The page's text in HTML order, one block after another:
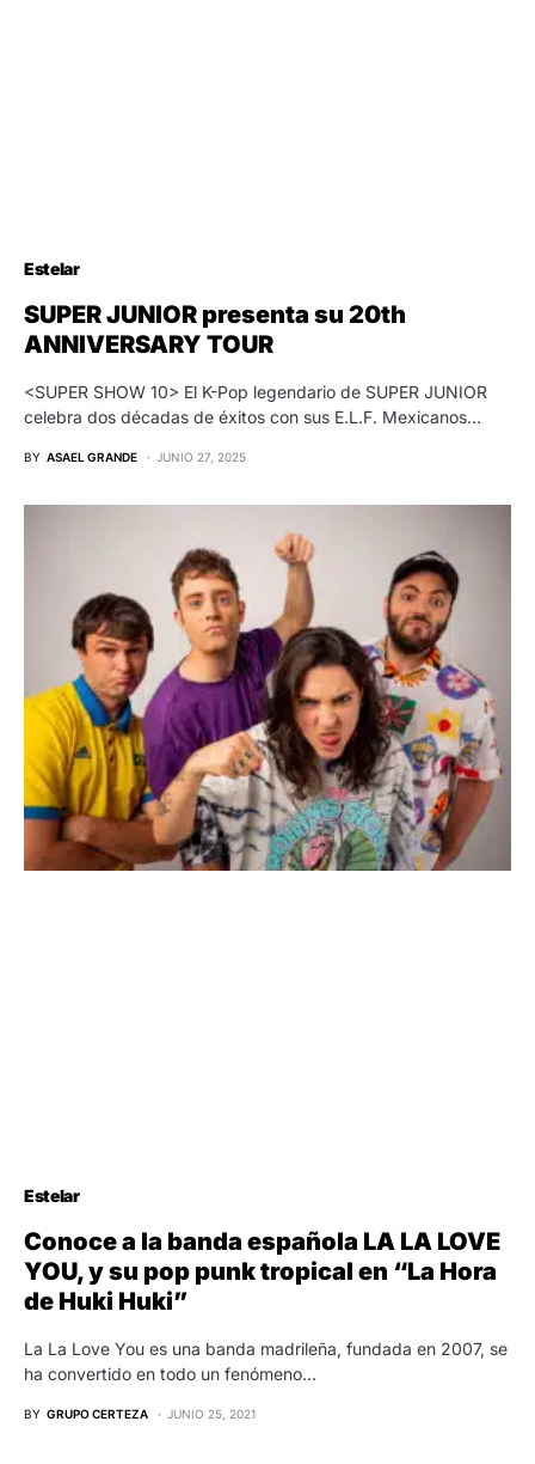
Estelar
SUPER JUNIOR presenta su 20th
ANNIVERSARY TOUR
<SUPER SHOW 10> El K-Pop legendario de SUPER JUNIOR
celebra dos décadas de éxitos con sus E.L.F. Mexicanos…
BY ASAEL GRANDE JUNIO 27, 2025
Estelar
Conoce a la banda española LA LA LOVE
YOU, y su pop punk tropical en “La Hora
de Huki Huki”
La La Love You es una banda madrileña, fundada en 2007, se
ha convertido en todo un fenómeno…
BY GRUPO CERTEZA JUNIO 25, 2021